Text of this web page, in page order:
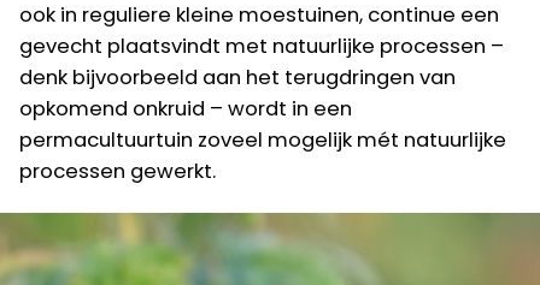
ook in reguliere kleine moestuinen, continue een
gevecht plaatsvindt met natuurlijke processen –
denk bijvoorbeeld aan het terugdringen van
opkomend onkruid – wordt in een
permacultuurtuin zoveel mogelijk mét natuurlijke
processen gewerkt.